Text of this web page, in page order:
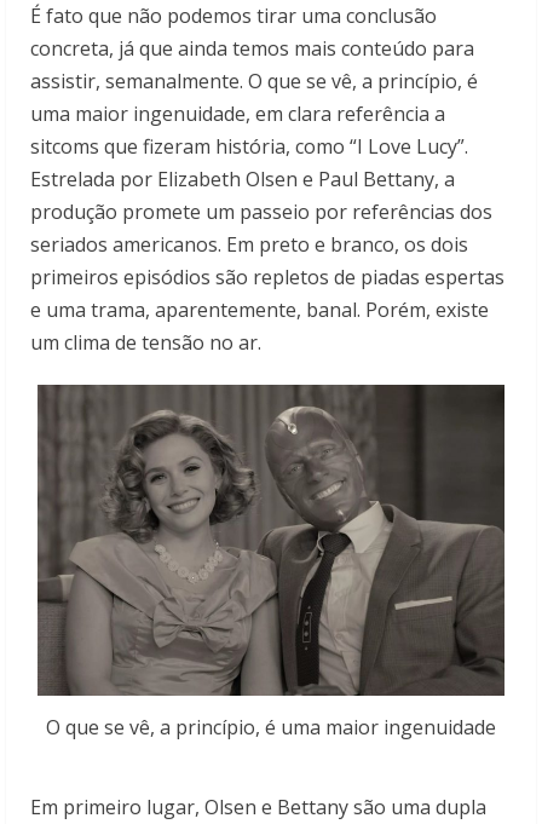
É fato que não podemos tirar uma conclusão
concreta, já que ainda temos mais conteúdo para
assistir, semanalmente. O que se vê, a princípio, é
uma maior ingenuidade, em clara referência a
sitcoms que fizeram história, como “I Love Lucy”.
Estrelada por Elizabeth Olsen e Paul Bettany, a
produção promete um passeio por referências dos
seriados americanos. Em preto e branco, os dois
primeiros episódios são repletos de piadas espertas
e uma trama, aparentemente, banal. Porém, existe
um clima de tensão no ar.
O que se vê, a princípio, é uma maior ingenuidade
Em primeiro lugar, Olsen e Bettany são uma dupla